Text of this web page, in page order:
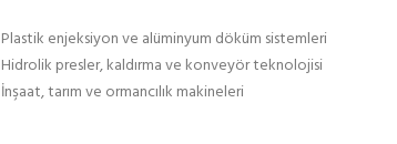
Plastik enjeksiyon ve alüminyum döküm sistemleri
Hidrolik presler, kaldırma ve konveyör teknolojisi
İnşaat, tarım ve ormancılık makineleri